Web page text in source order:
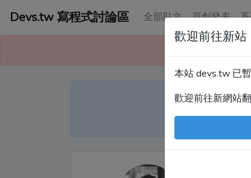
Devs.tw 寫程式討論區 全部貼文 原創發表
歡迎前往新站
本站 devs.tw 已
歡迎前往新網站